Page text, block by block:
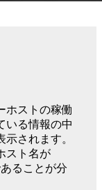
ホストの稼働
いる情報の中
されます。
スト名が
ることが分